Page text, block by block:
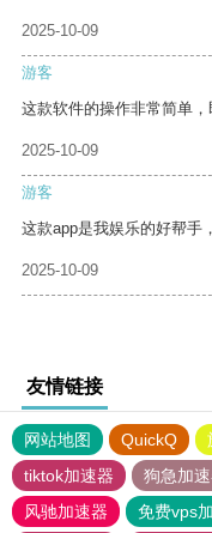
2025-10-09
游客
这款软件的操作非常简单，
2025-10-09
游客
这款app是我娱乐的好帮手
2025-10-09
友情链接
网站地图 QuickQ
tiktok加速器
狗急加
风驰加速器
免费vps